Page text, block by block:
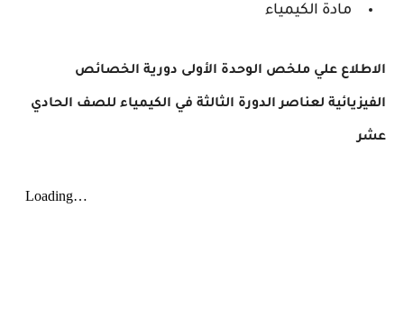
مادة الكيمياء
الاطلاع علي ملخص الوحدة الأولى دورية الخصائص
الفيزيائية لعناصر الدورة الثالثة في الكيمياء للصف الحادي
عشر